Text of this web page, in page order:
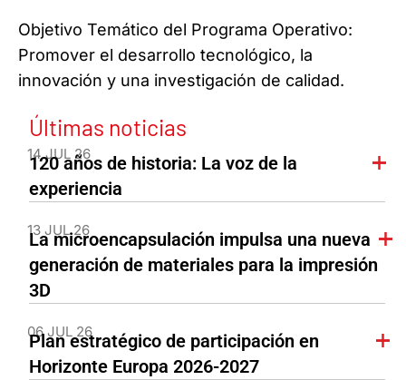
Objetivo Temático del Programa Operativo:
Promover el desarrollo tecnológico, la
innovación y una investigación de calidad.
Últimas noticias
14 JUL 26
120 años de historia: La voz de la
experiencia
13 JUL 26
La microencapsulación impulsa una nueva
generación de materiales para la impresión
3D
06 JUL 26
Plan estratégico de participación en
Horizonte Europa 2026-2027